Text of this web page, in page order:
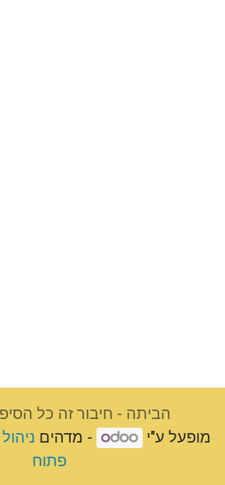
הביתה - חיבור זה כל
מופעל ע"י - מדהים
פתוח